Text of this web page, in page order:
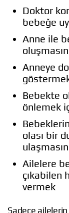
Doktor
bebeğe
Anne ile
Anneye
Bebekte
önlemek
olası bir
Ailelere
çıkabilen
vermek
Sadece